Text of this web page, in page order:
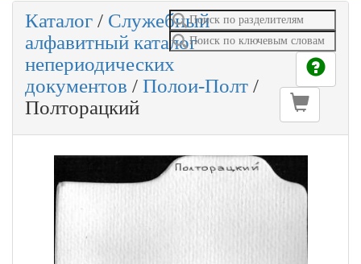
Каталог / Служебный
алфавитный каталог
непериодических
документов / Полои-Полт /
Полторацкий